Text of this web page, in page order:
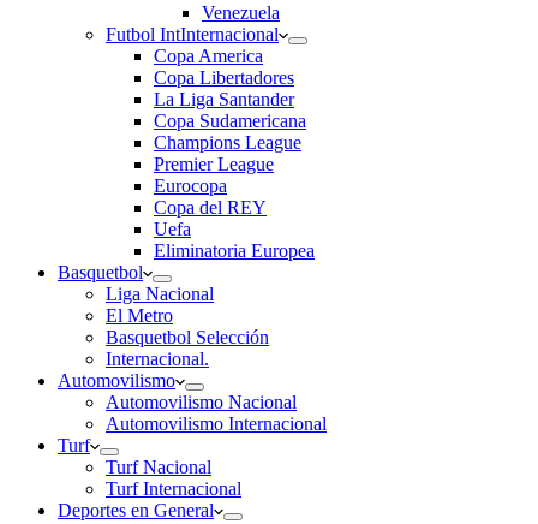
Venezuela
Futbol IntInternacional
Copa America
Copa Libertadores
La Liga Santander
Copa Sudamericana
Champions League
Premier League
Eurocopa
Copa del REY
Uefa
Eliminatoria Europea
Basquetbol
Liga Nacional
El Metro
Basquetbol Selección
Internacional.
Automovilismo
Automovilismo Nacional
Automovilismo Internacional
Turf
Turf Nacional
Turf Internacional
Deportes en General